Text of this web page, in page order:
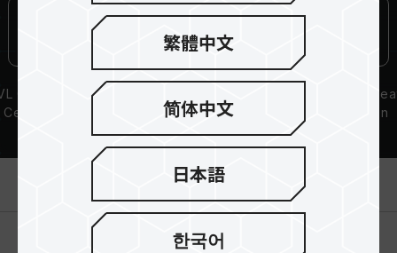
Compatibility
Certification
Aluminum
Dissipation
製品紹介
繁體中文
简体中文
日本語
한국어